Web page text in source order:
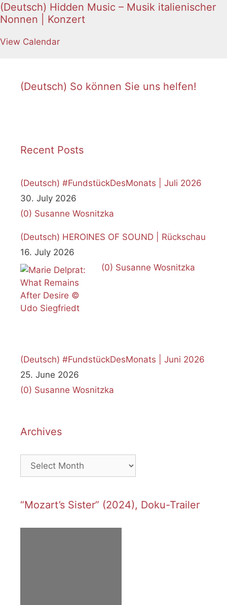
(Deutsch) Hidden Music – Musik italienischer
Nonnen | Konzert
View Calendar
(Deutsch) So können Sie uns helfen!
Recent Posts
(Deutsch) #FundstückDesMonats | Juli 2026
30. July 2026
(0) Susanne Wosnitzka
(Deutsch) HEROINES OF SOUND | Rückschau
16. July 2026
(0) Susanne Wosnitzka
(Deutsch) #FundstückDesMonats | Juni 2026
25. June 2026
(0) Susanne Wosnitzka
Archives
Archives
“Mozart’s Sister” (2024), Doku-Trailer